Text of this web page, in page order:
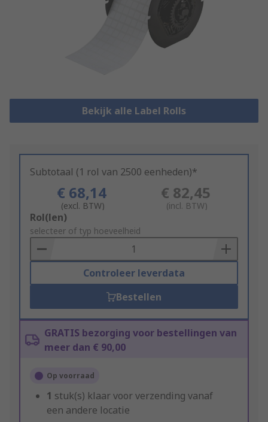
Bekijk alle Label Rolls
Subtotaal (1 rol van 2500 eenheden)*
€ 68,14
(excl. BTW)
€ 82,45
(incl. BTW)
Add
to
Basket
Rol(len)
selecteer of typ hoeveelheid
Controleer leverdata
Bestellen
GRATIS bezorging voor bestellingen van
meer dan € 90,00
Op voorraad
1 stuk(s) klaar voor verzending vanaf
een andere locatie